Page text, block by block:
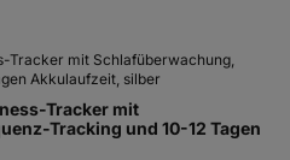
Tracker mit
Tracking und 10-12 Tagen